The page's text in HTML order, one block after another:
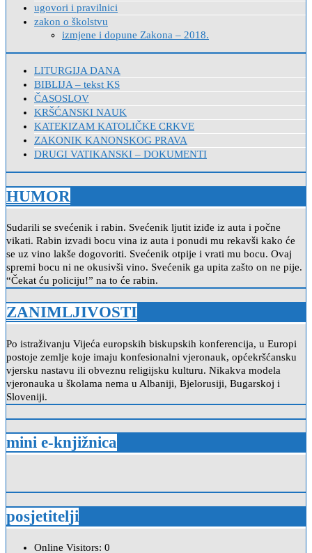
ugovori i pravilnici
zakon o školstvu
izmjene i dopune Zakona – 2018.
LITURGIJA DANA
BIBLIJA – tekst KS
ČASOSLOV
KRŠĆANSKI NAUK
KATEKIZAM KATOLIČKE CRKVE
ZAKONIK KANONSKOG PRAVA
DRUGI VATIKANSKI – DOKUMENTI
HUMOR
Sudarili se svećenik i rabin. Svećenik ljutit iziđe iz auta i počne
vikati. Rabin izvadi bocu vina iz auta i ponudi mu rekavši kako će
se uz vino lakše dogovoriti. Svećenik otpije i vrati mu bocu. Ovaj
spremi bocu ni ne okusivši vino. Svećenik ga upita zašto on ne pije.
“Čekat ću policiju!” na to će rabin.
ZANIMLJIVOSTI
Po istraživanju Vijeća europskih biskupskih konferencija, u Europi
postoje zemlje koje imaju konfesionalni vjeronauk, općekršćansku
vjersku nastavu ili obveznu religijsku kulturu. Nikakva modela
vjeronauka u školama nema u Albaniji, Bjelorusiji, Bugarskoj i
Sloveniji.
mini e-knjižnica
posjetitelji
Online Visitors: 0